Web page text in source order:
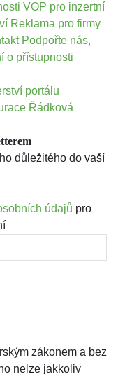
VOP pro inzertní
Reklama pro firmy
Podpořte nás,
o přístupnosti
portálu
Řádková
důležitého do vaší
údajů pro
zákonem a bez
nelze jakkoliv